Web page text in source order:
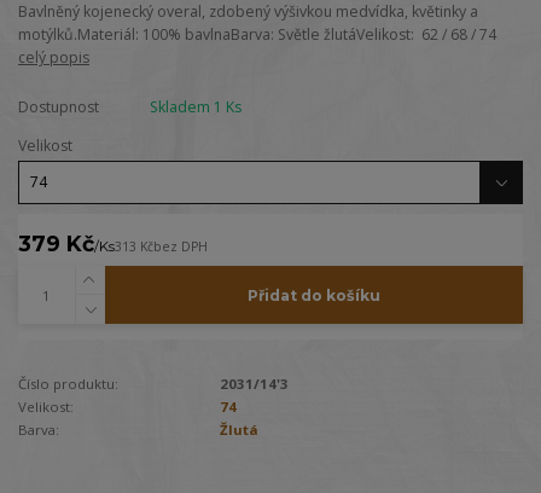
Bavlněný kojenecký overal, zdobený výšivkou medvídka, květinky a
motýlků.Materiál: 100% bavlnaBarva: Světle žlutáVelikost: 62 / 68 / 74
celý popis
Dostupnost
Skladem 1 Ks
Velikost
379 Kč/Ks313 Kčbez DPH
Přidat do košíku
Číslo produktu:
2031/14'3
Velikost:
74
Barva:
Žlutá